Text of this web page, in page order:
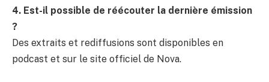
4. Est-il possible de réécouter la dernière émission
?
Des extraits et rediffusions sont disponibles en
podcast et sur le site officiel de Nova.